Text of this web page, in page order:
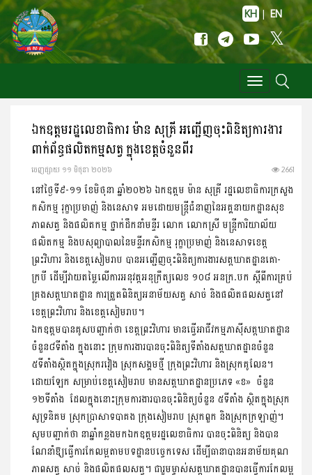
KH | EN
Toggle
navigation
ឯកឧត្តមរដ្ឋលេខាធិការ ម៉ាន សុគ្រី អញ្ជើញចុះពិនិត្យការងារ
ពាក់ព័ន្ធផលិតកម្មសត្វ ក្នុងខេត្តចំនួនពីរ
ចេញ​ផ្សាយ​ ១១ មិថុនា ២០២៦ 2661
នៅថ្ងៃទី៩-១១ ខែមិថុនា ឆ្នាំ២០២៦ ឯកឧត្តម ម៉ាន សុគ្រី រដ្ឋលេខាធិការក្រសួង
កសិកម្ម រុក្ខាប្រមាញ់ និងនេសាទ អមដោយមន្រ្តីជំនាញនៃអគ្គនាយកដ្ឋានសុខ
ភាពសត្វ និងផលិតកម្ម ថ្នាក់ដឹកនាំមន្ទីរ លោក លោកស្រី មន្ត្រីការិយាល័យ
ផលិតកម្ម និងបសុព្យាបាលនៃមន្ទីរកសិកម្ម រុក្ខាប្រមាញ់ និងនេសាទខេត្ត
ព្រះវិហារ និងខេត្តសៀមរាប បានអញ្ជើញចុះពិនិត្យការងារសត្តឃាតដ្ឋានគោ-
ក្របី ដើម្បីវាយតម្លៃលើការអនុវត្តអនុក្រឹត្យលេខ ១០៨ អនក្រ.បក ស្តីពីការគ្រប់
គ្រងសត្តឃាតដ្ឋាន ការត្រួតពិនិត្យអនាម័យសត្វ សាច់ និងផលិតផលសត្វនៅ
ខេត្តព្រះវិហារ និងខេត្តសៀមរាប។
ឯកឧត្តមបានគូសបញ្ជាក់ថា ខេត្តព្រះវិហារ មានធ្វើអាជីវកម្មភាស៊ីសត្តឃាតដ្ឋាន
ចំនួន៨ទីតាំង ក្នុងនោះ ក្រុមការងារបានចុះពិនិត្យទីតាំងសត្តឃាតដ្ឋានចំនួន
៥ទីតាំងស្ថិតក្នុងស្រុករវៀង ស្រុកសង្គមថ្មី ក្រុងព្រះវិហារ និងស្រុកគូលែន។
ដោយឡែក សម្រាប់ខេត្តសៀមរាប មានសត្តឃាតដ្ឋានប្រភេទ «ខ» ចំនួន
១២ទីតាំង ដែលក្នុងនោះក្រុមការងារបានចុះពិនិត្យចំនួន ៥ទីតាំង ស្ថិតក្នុងស្រុក
សូទ្រនិគម ស្រុកប្រាសាទបាគង ក្រុងសៀមរាប ស្រុកពួក និងស្រុកក្រឡាញ់។
សូមបញ្ជាក់ថា នាឆ្នាំកន្លងមកឯកឧត្តមរដ្ឋលេខាធិការ បានចុះពិនិត្យ និងបាន
ណែនាំឱ្យធ្វើការកែលម្អតាមបទដ្ឋានបច្ចេកទេស ដើម្បីធានាបានអនាម័យគុណ
ភាពសត្វ សាច់ និងផលិតផលសត្វ។ ជារួមម្ចាស់សត្តឃាតដ្ឋានបានធ្វើការកែលម្អ